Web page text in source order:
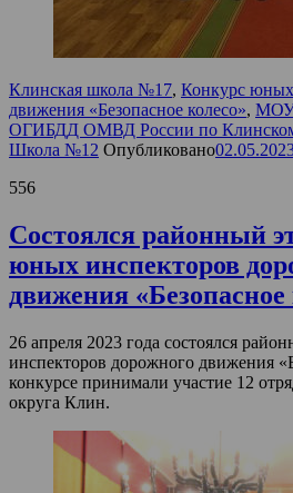
Клинская школа №17, Конкурс
движения «Безопасное колесо», МОУ
ОГИБДД ОМВД России по
Школа №12 Опубликовано
556
Состоялся районный
юных инспекторов
движения «Безопасное
26 апреля 2023 года состоялся
инспекторов дорожного движения
конкурсе принимали участие 12
округа Клин.